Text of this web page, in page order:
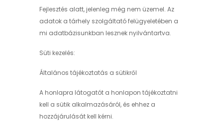
Fejlesztés alatt, jelenleg még nem üzemel. Az
adatok a tárhely szolgáltató felügyeletében a
mi adatbázisunkban lesznek nyilvántartva.
Süti kezelés:
Általános tájékoztatás a sütikről
A honlapra látogatót a honlapon tájékoztatni
kell a sütik alkalmazásáról, és ehhez a
hozzájárulását kell kérni.